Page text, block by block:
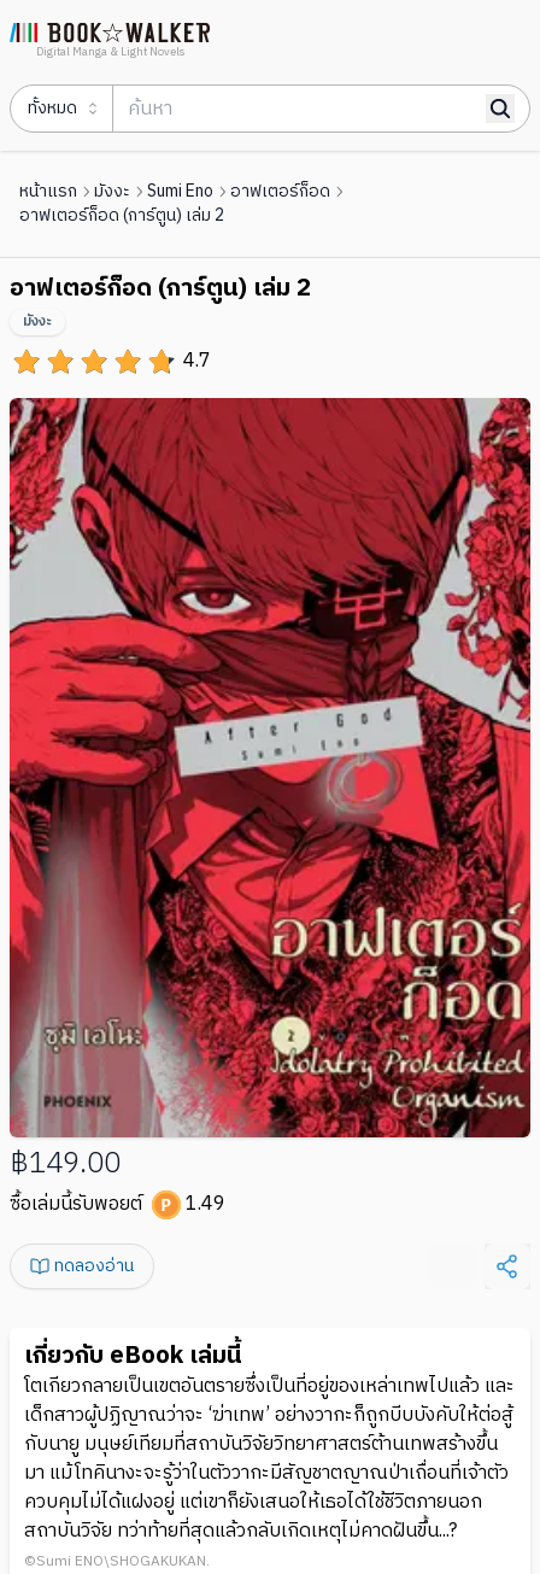
Digital Manga & Light Novels
ทั้งหมด
หน้าแรก มังงะ Sumi Eno
อาฟเตอร์ก็อด
อาฟเตอร์ก็อด (การ์ตูน) เล่ม 2
อาฟเตอร์ก็อด (การ์ตูน) เล่ม 2
4.7
มังงะ
฿149.00
ซื้อเล่มนี้รับพอยต์ 1.49
ทดลองอ่าน
เกี่ยวกับ eBook เล่มนี้
โตเกียวกลายเป็นเขตอันตรายซึ่งเป็นที่อยู่ของเหล่าเทพไปแล้ว และ
เด็กสาวผู้ปฏิญาณว่าจะ ‘ฆ่าเทพ’ อย่างวากะก็ถูกบีบบังคับให้ต่อสู้
กับนายู มนุษย์เทียมที่สถาบันวิจัยวิทยาศาสตร์ต้านเทพสร้างขึ้น
มา แม้โทคินางะจะรู้ว่าในตัววากะมีสัญชาตญาณป่าเถื่อนที่เจ้าตัว
ควบคุมไม่ได้แฝงอยู่ แต่เขาก็ยังเสนอให้เธอได้ใช้ชีวิตภายนอก
สถาบันวิจัย ทว่าท้ายที่สุดแล้วกลับเกิดเหตุไม่คาดฝันขึ้น...?
©Sumi ENO\SHOGAKUKAN.